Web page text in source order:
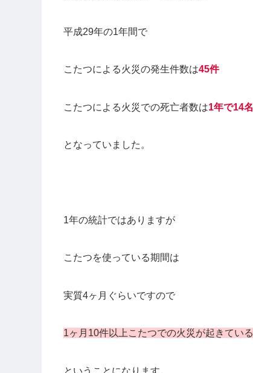
平成29年の1年間で
こたつによる火災の発生件数は45件
こたつによる火災での死亡者数は1年で14名
となっていました。
1年の統計ではありますが
こたつを使っている期間は
実質4ヶ月ぐらいですので
1ヶ月10件以上こたつでの火災が起きている
ということになります。